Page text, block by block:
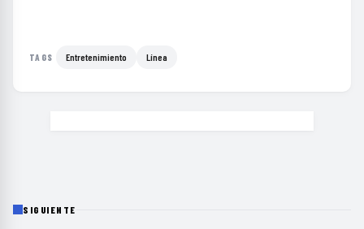
TAGS Entretenimiento Línea
SIGUIENTE